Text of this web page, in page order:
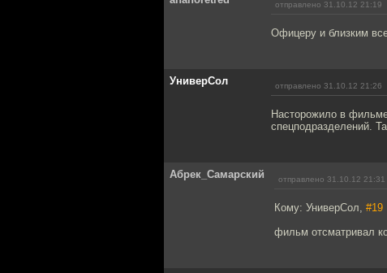
отправлено 31.10.12 21:19
Офицеру и близким
УниверСол отправлено 31.10.12 21:26
Насторожило в
спецподразделений.
Абрек_Самарский отправлено 31.10.12 21:31
Кому: УниверСол, #19
фильм отсматривал